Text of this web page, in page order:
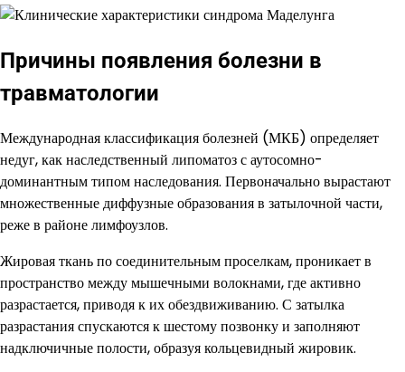
Причины появления болезни в
травматологии
Международная классификация болезней (МКБ) определяет
недуг, как наследственный липоматоз с аутосомно-
доминантным типом наследования. Первоначально вырастают
множественные диффузные образования в затылочной части,
реже в районе лимфоузлов.
Жировая ткань по соединительным проселкам, проникает в
пространство между мышечными волокнами, где активно
разрастается, приводя к их обездвиживанию. С затылка
разрастания спускаются к шестому позвонку и заполняют
надключичные полости, образуя кольцевидный жировик.